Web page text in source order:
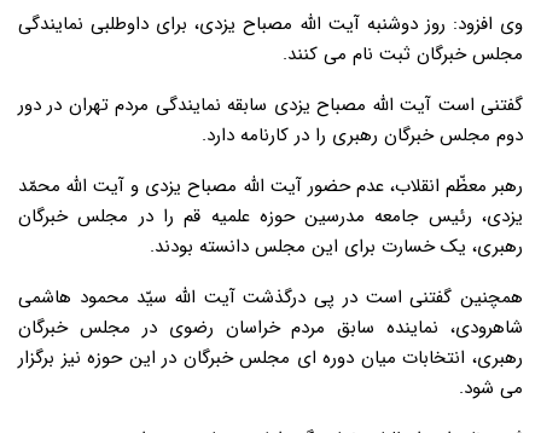
وی افزود: روز دوشنبه آیت الله مصباح یزدی، برای داوطلبی نمایندگی
مجلس خبرگان ثبت نام می کنند.
گفتنی است آیت الله مصباح یزدی سابقه نمایندگی مردم تهران در دور
دوم مجلس خبرگان رهبری را در کارنامه دارد.
رهبر معظّم انقلاب، عدم حضور آیت الله مصباح یزدی و آیت الله محمّد
یزدی، رئیس جامعه مدرسین حوزه علمیه قم را در مجلس خبرگان
رهبری، یک خسارت برای این مجلس دانسته بودند.
همچنین گفتنی است در پی درگذشت آیت الله سیّد محمود هاشمی
شاهرودی، نماینده سابق مردم خراسان رضوی در مجلس خبرگان
رهبری، انتخابات میان دوره ای مجلس خبرگان در این حوزه نیز برگزار
می شود.